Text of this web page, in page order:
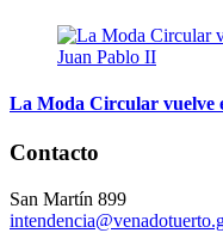
La Moda Circular vuelve
Contacto
San Martín 899